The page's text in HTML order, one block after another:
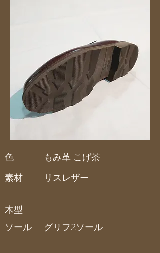
色
素材
もみ革 こげ茶
リスレザー
木型
ソール
グリフ2ソール